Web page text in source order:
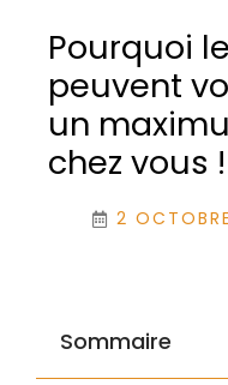
Pourquoi
peuvent
un
chez vous !
2
Sommaire